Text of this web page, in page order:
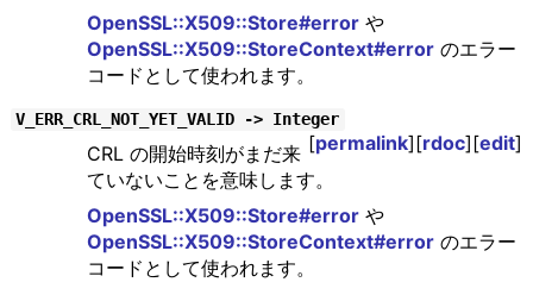
OpenSSL::X509::Store#errorや
OpenSSL::X509::StoreContext#errorのエラー
コードとして使われます。
V_ERR_CRL_NOT_YET_VALID -> Integer
[permalink][rdoc][edit]
CRL の開始時刻がまだ来
ていないことを意味します。
OpenSSL::X509::Store#errorや
OpenSSL::X509::StoreContext#errorのエラー
コードとして使われます。